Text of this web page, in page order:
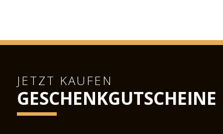
JETZT KAUFEN
GESCHENKGUTSCHEINE